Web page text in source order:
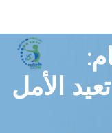
الأمل